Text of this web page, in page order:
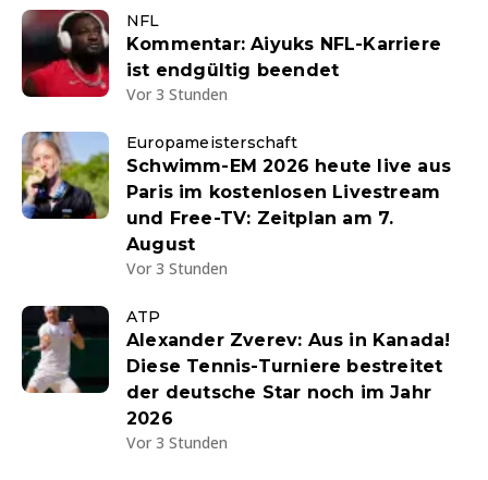
NFL
Kommentar: Aiyuks NFL-Karriere
ist endgültig beendet
Vor 3 Stunden
Europameisterschaft
Schwimm-EM 2026 heute live aus
Paris im kostenlosen Livestream
und Free-TV: Zeitplan am 7.
August
Vor 3 Stunden
ATP
Alexander Zverev: Aus in Kanada!
Diese Tennis-Turniere bestreitet
der deutsche Star noch im Jahr
2026
Vor 3 Stunden